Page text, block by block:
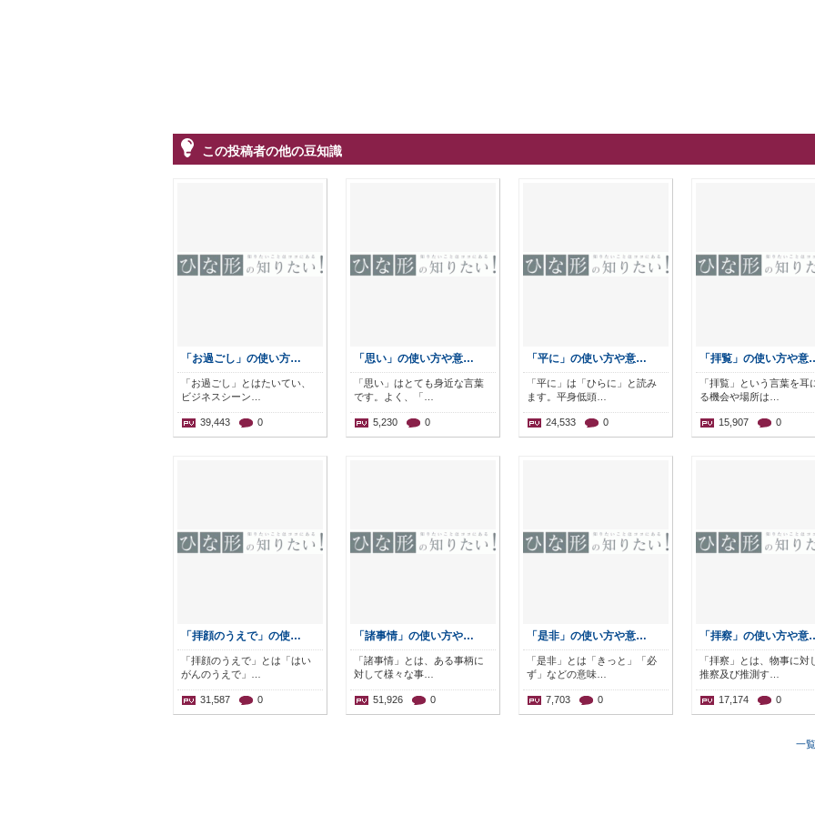
この投稿者の他の豆知識
「お過ごし」の使い方…
「お過ごし」とはたいてい、
ビジネスシーン…
39,443 0
「思い」の使い方や意…
「思い」はとても身近な言葉
です。よく、「…
5,230 0
「平に」の使い方や意…
「平に」は「ひらに」と読み
ます。平身低頭…
24,533 0
「拝覧」の使い方や
「拝覧」という言葉を耳
る機会や場所は…
15,907 0
「拝顔のうえで」の使…
「拝顔のうえで」とは「はい
がんのうえで」…
31,587 0
「諸事情」の使い方や…
「諸事情」とは、ある事柄に
対して様々な事…
51,926 0
「是非」の使い方や意…
「是非」とは「きっと」「必
ず」などの意味…
7,703 0
「拝察」の使い方や
「拝察」とは、物事に対
推察及び推測す…
17,174 0
一